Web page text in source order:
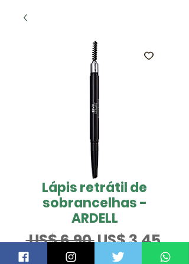
Lápis retrátil de
sobrancelhas -
ARDELL
US$ 6,90 Preço
normal
US$ 3,45